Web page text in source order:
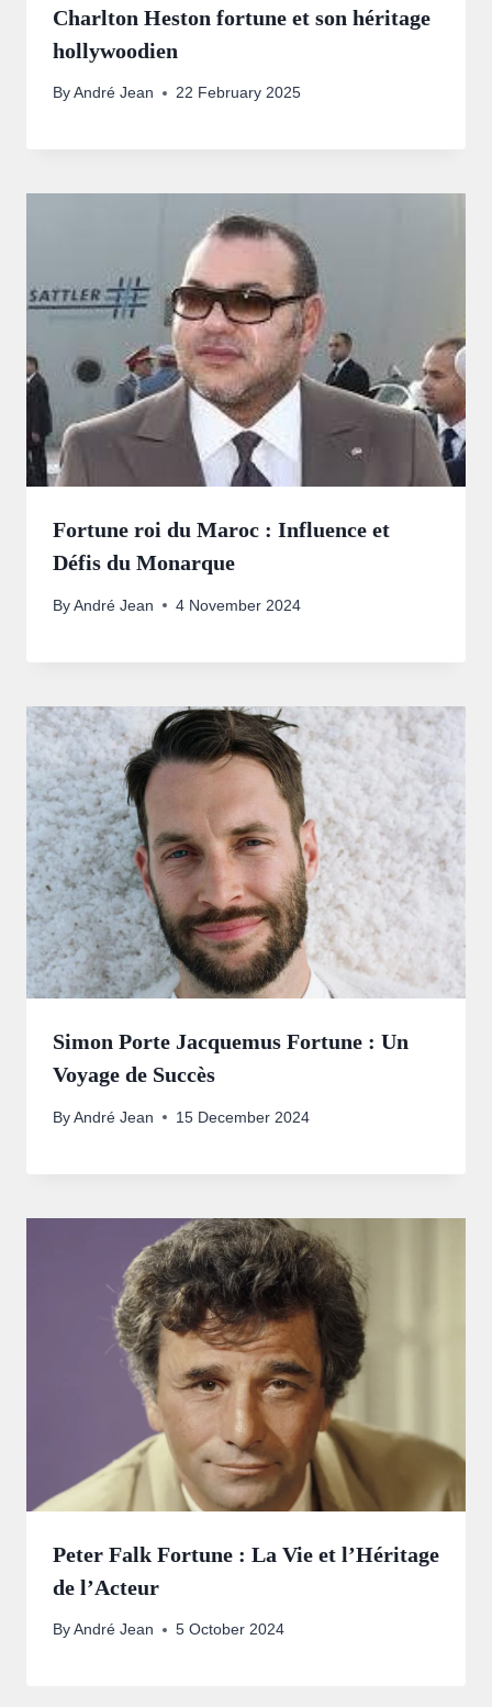
Charlton Heston fortune et son héritage
hollywoodien
By André Jean 22 February 2025
Fortune roi du Maroc : Influence et
Défis du Monarque
By André Jean 4 November 2024
Simon Porte Jacquemus Fortune : Un
Voyage de Succès
By André Jean 15 December 2024
Peter Falk Fortune : La Vie et l’Héritage
de l’Acteur
By André Jean 5 October 2024